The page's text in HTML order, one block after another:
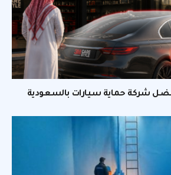
شركة حماية سيارات بالسعودية